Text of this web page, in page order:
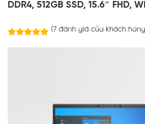
DDR4, 512GB SSD, 15.6″ FHD,
(7đánh giá của khách